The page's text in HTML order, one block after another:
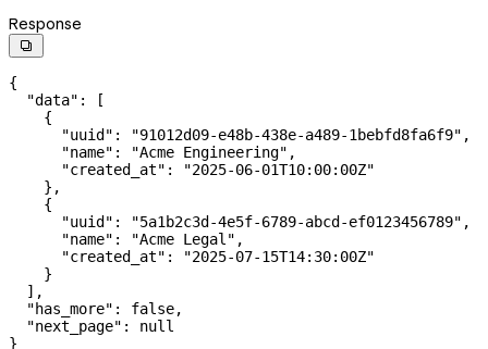
Response

{
  "data"
: [
    {
      "uuid"
: "91012d09-e48b-438e-a489-1bebfd8fa6f9" ,
      "name"
: "Acme Engineering" ,
      "created_at"
:
"2025-06-01T10:00:00Z"
    },
    {
      "uuid"
: "5a1b2c3d-4e5f-6789-abcd-ef0123456789" ,
      "name"
: "Acme Legal" ,
      "created_at"
:
"2025-07-15T14:30:00Z"
    }
  ],
  "has_more"
: false,
  "next_page"
: null
}